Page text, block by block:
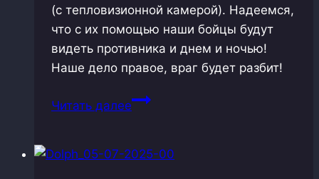
(с тепловизионной камерой). Надеемся,
что с их помощью наши бойцы будут
видеть противника и днем и ночью!
Наше дело правое, враг будет разбит!
Читать далееПомогаем